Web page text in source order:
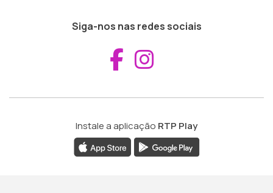
Siga-nos nas redes sociais
Aceder ao
Instale a aplicação RTP Play